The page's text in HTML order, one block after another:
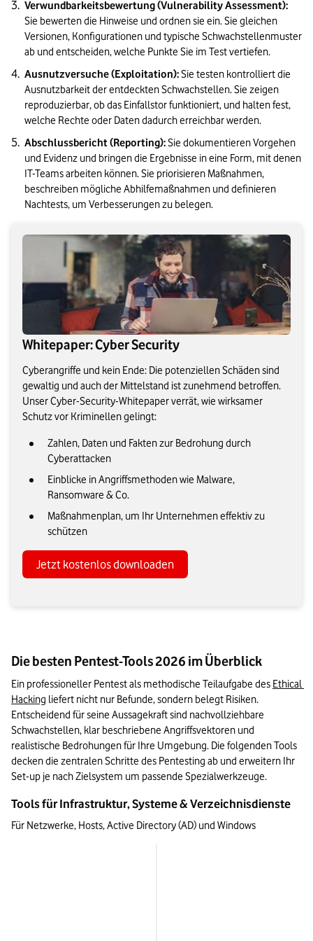
Verwundbarkeitsbewertung (Vulnerability Assessment):
Sie bewerten die Hinweise und ordnen sie ein. Sie gleichen
Versionen, Konfigurationen und typische Schwachstellenmuster
ab und entscheiden, welche Punkte Sie im Test vertiefen.
Ausnutzversuche (Exploitation): Sie testen kontrolliert die
Ausnutzbarkeit der entdeckten Schwachstellen. Sie zeigen
reproduzierbar, ob das Einfallstor funktioniert, und halten fest,
welche Rechte oder Daten dadurch erreichbar werden.
Abschlussbericht (Reporting): Sie dokumentieren Vorgehen
und Evidenz und bringen die Ergebnisse in eine Form, mit denen
IT-Teams arbeiten können. Sie priorisieren Maßnahmen,
beschreiben mögliche Abhilfemaßnahmen und definieren
Nachtests, um Verbesserungen zu belegen.
Whitepaper: Cyber Security
Cyberangriffe und kein Ende: Die potenziellen Schäden sind
gewaltig und auch der Mittelstand ist zunehmend betroffen.
Unser Cyber-Security-Whitepaper verrät, wie wirksamer
Schutz vor Kriminellen gelingt:
Zahlen, Daten und Fakten zur Bedrohung durch
Cyberattacken
Einblicke in Angriffsmethoden wie Malware,
Ransomware & Co.
Maßnahmenplan, um Ihr Unternehmen effektiv zu
schützen
Jetzt kostenlos downloaden
Die besten Pentest-Tools 2026 im Überblick
Ein professioneller Pentest als methodische Teilaufgabe des Ethical
Hacking liefert nicht nur Befunde, sondern belegt Risiken.
Entscheidend für seine Aussagekraft sind nachvollziehbare
Schwachstellen, klar beschriebene Angriffsvektoren und
realistische Bedrohungen für Ihre Umgebung. Die folgenden Tools
decken die zentralen Schritte des Pentesting ab und erweitern Ihr
Set-up je nach Zielsystem um passende Spezialwerkzeuge.
Tools für Infrastruktur, Systeme & Verzeichnisdienste
Für Netzwerke, Hosts, Active Directory (AD) und Windows